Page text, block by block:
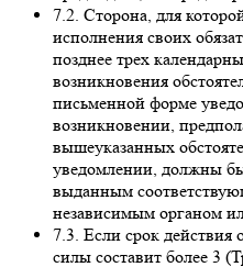
7.2. Сторона, для
исполнения своих
позднее трех
возникновения
письменной форме
возникновении,
вышеуказанных
уведомлении, должны
выданным
независимым органом
7.3. Если срок действия
силы составит более 3